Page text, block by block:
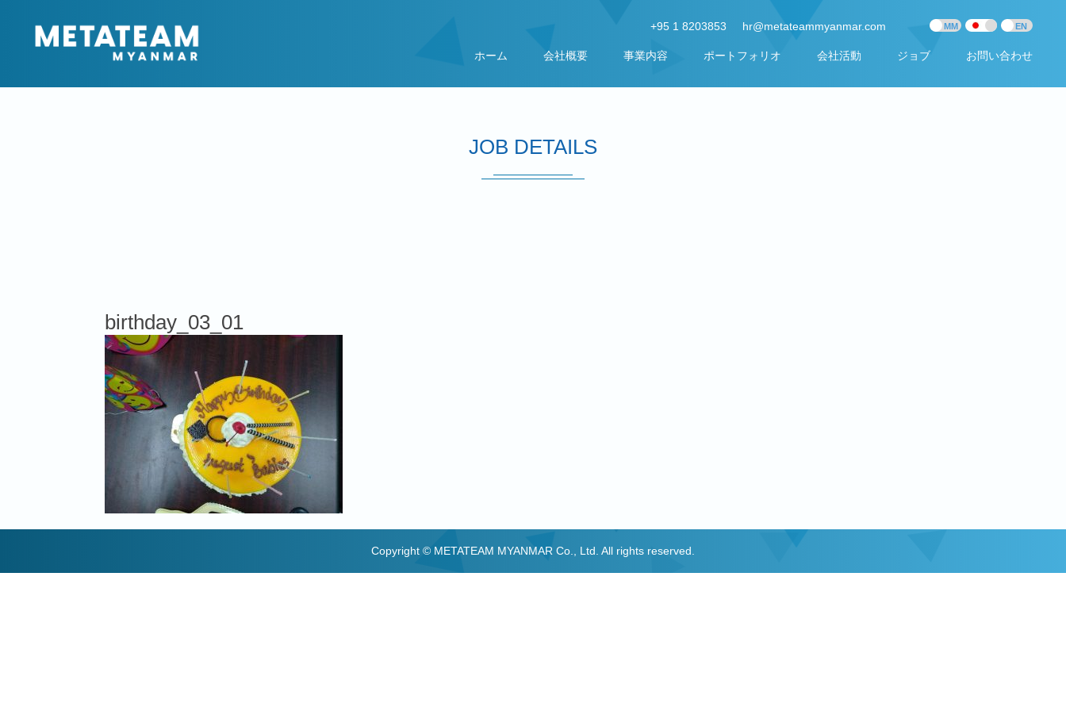
+95 1 8203853 hr@metateammyanmar.com
ホーム 会社概要 事業内容 ポートフォリオ 会社活動 ジョブ お問い合わせ
JOB DETAILS
birthday_03_01
Copyright © METATEAM MYANMAR Co., Ltd. All rights reserved.